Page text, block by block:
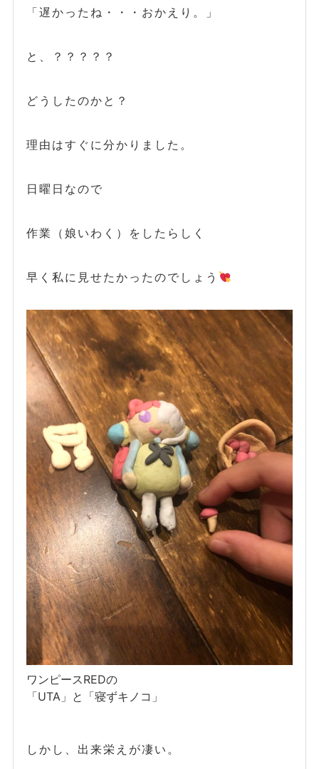
「遅かったね・・・おかえり。」
と、？？？？？
どうしたのかと？
理由はすぐに分かりました。
日曜日なので
作業（娘いわく）をしたらしく
早く私に見せたかったのでしょう
ワンピースREDの
「UTA」と「寝ずキノコ」
しかし、出来栄えが凄い。